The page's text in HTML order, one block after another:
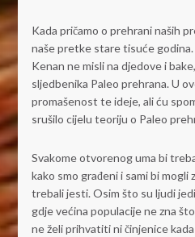
Kada pričamo o prehrani naših
naše pretke stare tisuće
Kenan ne misli na djedove i
sljedbenika Paleo prehrana. U
promašenost te ideje, ali ću
srušilo cijelu teoriju o Paleo
Svakome otvorenog uma bi
kako smo građeni i sami bi mogli
trebali jesti. Osim što su ljudi
gdje većina populacije ne zna
ne želi prihvatiti ni činjenice